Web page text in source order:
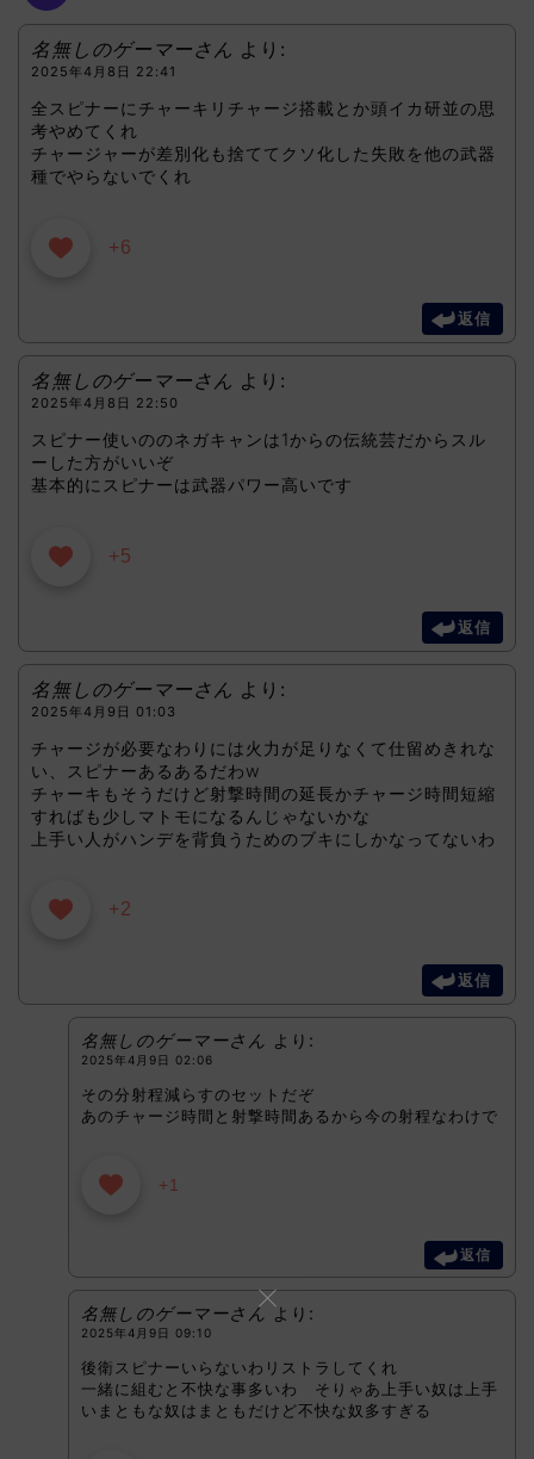
名無しのゲーマーさん より:
2025年4月8日 22:41
全スピナーにチャーキリチャージ搭載とか頭イカ研並の思
考やめてくれ
チャージャーが差別化も捨ててクソ化した失敗を他の武器
種でやらないでくれ
+6
返信
名無しのゲーマーさん より:
2025年4月8日 22:50
スピナー使いののネガキャンは1からの伝統芸だからスル
ーした方がいいぞ
基本的にスピナーは武器パワー高いです
+5
返信
名無しのゲーマーさん より:
2025年4月9日 01:03
チャージが必要なわりには火力が足りなくて仕留めきれな
い、スピナーあるあるだわw
チャーキもそうだけど射撃時間の延長かチャージ時間短縮
すればも少しマトモになるんじゃないかな
上手い人がハンデを背負うためのブキにしかなってないわ
+2
返信
名無しのゲーマーさん より:
2025年4月9日 02:06
その分射程減らすのセットだぞ
あのチャージ時間と射撃時間あるから今の射程なわけで
+1
返信
名無しのゲーマーさん より:
2025年4月9日 09:10
後衛スピナーいらないわリストラしてくれ
一緒に組むと不快な事多いわ そりゃあ上手い奴は上手
いまともな奴はまともだけど不快な奴多すぎる